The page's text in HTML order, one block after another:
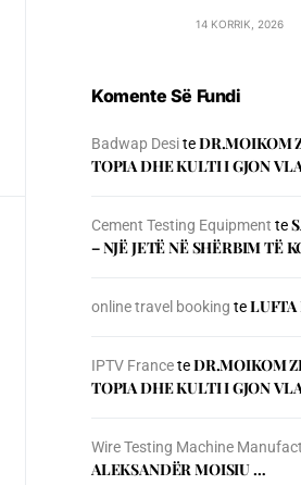
14 KORRIK, 2026
Komente Së Fundi
Badwap DesiteDR.MOIKOM
TOPIA DHE KULTI I GJON
Cement Testing Equipment te
– NJЁ JETЁ NЁ SHЁRBIM TЁ
online travel booking teLUFTA
IPTV FranceteDR.MOIKOM
TOPIA DHE KULTI I GJON
Wire Testing Machine
ALEKSANDËR MOISIU …